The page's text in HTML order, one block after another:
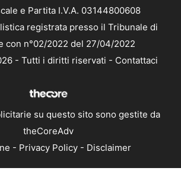
e Partita I.V.A. 03144800608
registrata presso il Tribunale di
con n°02/2022 del 27/04/2022
- Tutti i diritti riservati - Contattaci
su questo sito sono gestite da
theCoreAdv
- Privacy Policy- Disclaimer